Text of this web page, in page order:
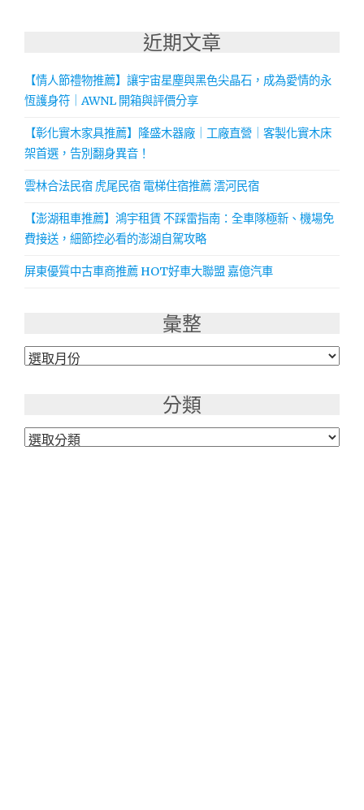
近期文章
【情人節禮物推薦】讓宇宙星塵與黑色尖晶石，成為愛情的永
恆護身符｜AWNL 開箱與評價分享
【彰化實木家具推薦】隆盛木器廠｜工廠直營｜客製化實木床
架首選，告別翻身異音！
雲林合法民宿 虎尾民宿 電梯住宿推薦 澐河民宿
【澎湖租車推薦】鴻宇租賃 不踩雷指南：全車隊極新、機場免
費接送，細節控必看的澎湖自駕攻略
屏東優質中古車商推薦 HOT好車大聯盟 嘉億汽車
彙整
彙
分類
分